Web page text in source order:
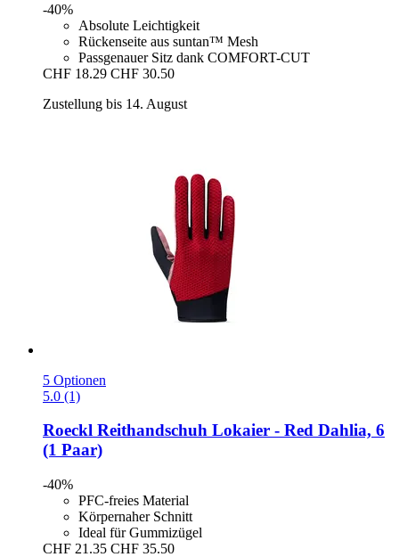
-40%
Absolute Leichtigkeit
Rückenseite aus suntan™ Mesh
Passgenauer Sitz dank COMFORT-CUT
CHF 18.29 CHF 30.50
Zustellung bis 14. August
5 Optionen
5.0 (1)
Roeckl Reithandschuh Lokaier -​ Red Dahlia, 6
(1 Paar)
-40%
PFC-freies Material
Körpernaher Schnitt
Ideal für Gummizügel
CHF 21.35 CHF 35.50